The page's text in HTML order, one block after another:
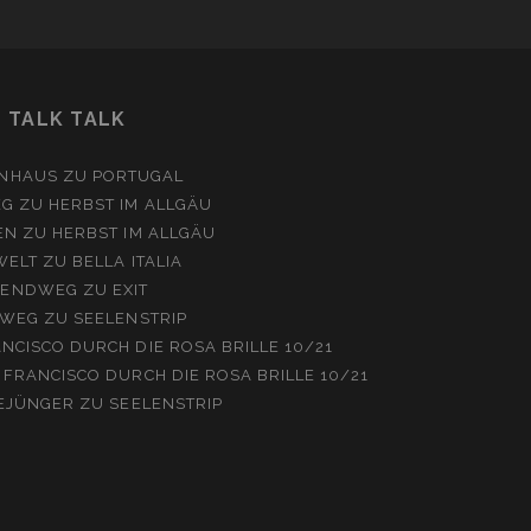
TALK TALK
ZU PORTUGAL
ZU HERBST IM ALLGÄU
ZU HERBST IM ALLGÄU
ZU BELLA ITALIA
ZU EXIT
ZU SEELENSTRIP
DURCH DIE ROSA BRILLE 10/21
FRANCISCO DURCH DIE ROSA BRILLE 10/21
ZU SEELENSTRIP